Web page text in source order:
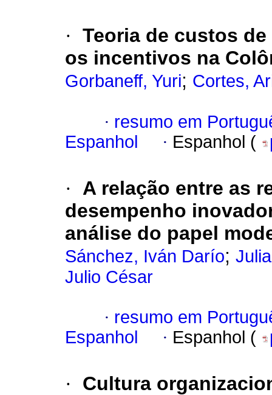
· Teoria de custos
os incentivos na
Gorbaneff, Yuri; Cortes,
· resumo em
Espanhol
· Espanhol (
·
A relação entre as
desempenho
análise do papel
Sánchez, Iván Darío;
Julio César
· resumo em
Espanhol
· Espanhol (
· Cultura